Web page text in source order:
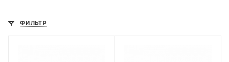
ФИЛЬТР